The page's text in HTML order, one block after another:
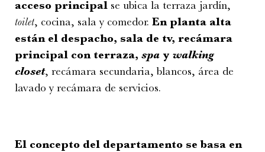
acceso principal se ubica la terraza jardín,
toilet, cocina, sala y comedor. En planta alta
están el despacho, sala de tv, recámara
principal con terraza, spa y walking
closet, recámara secundaria, blancos, área de
lavado y recámara de servicios.
El concepto del departamento se basa en